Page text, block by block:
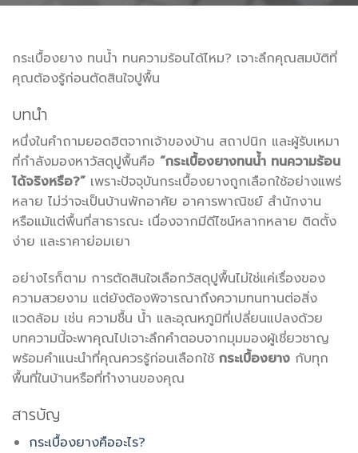
กระเบื้องยาง ทนน้ำ ทนความร้อนได้ไหม? เจาะลึกคุณสมบัติที่
คุณต้องรู้ก่อนตัดสินใจปูพื้น
บทนำ
หนึ่งในคำถามยอดฮิตจากเจ้าของบ้าน สถาปนิก และผู้รับเหมา
ที่กำลังมองหาวัสดุปูพื้นคือ “กระเบื้องยางทนน้ำ ทนความร้อน
ได้จริงหรือ?” เพราะปัจจุบันกระเบื้องยางถูกเลือกใช้อย่างแพร่
หลาย ไม่ว่าจะเป็นบ้านพักอาศัย อาคารพาณิชย์ สำนักงาน
หรือแม้แต่พื้นที่สาธารณะ เนื่องจากมีดีไซน์หลากหลาย ติดตั้ง
ง่าย และราคาย่อมเยา
อย่างไรก็ตาม การตัดสินใจเลือกวัสดุปูพื้นไม่ใช่แค่เรื่องของ
ความสวยงาม แต่ยังต้องพิจารณาถึงความทนทานต่อสิ่ง
แวดล้อม เช่น ความชื้น น้ำ และอุณหภูมิที่เปลี่ยนแปลงด้วย
บทความนี้จะพาคุณไปเจาะลึกคำตอบจากมุมมองผู้เชี่ยวชาญ
พร้อมคำแนะนำที่คุณควรรู้ก่อนเลือกใช้ กระเบื้องยาง กับทุก
พื้นที่ในบ้านหรือที่ทำงานของคุณ
สารบัญ
กระเบื้องยางคืออะไร?